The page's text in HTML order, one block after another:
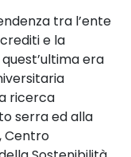
tra l’ente
e la
era
ricerca
serra ed alla
, Centro